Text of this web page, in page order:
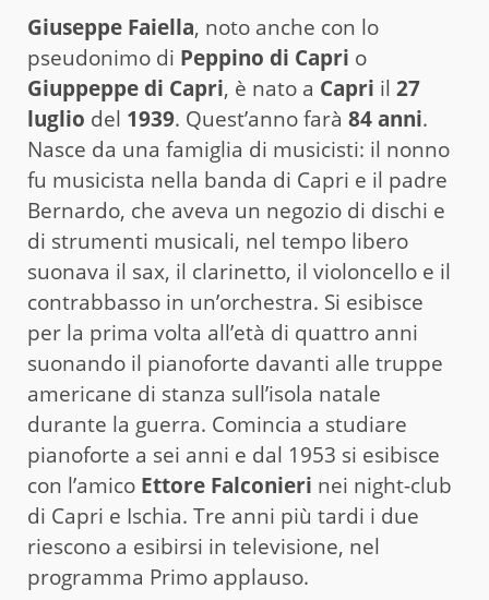
Giuseppe Faiella, noto anche con lo
pseudonimo di Peppino di Capri o
Giuppeppe di Capri, è nato a Capri il 27
luglio del 1939. Quest’anno farà 84 anni.
Nasce da una famiglia di musicisti: il nonno
fu musicista nella banda di Capri e il padre
Bernardo, che aveva un negozio di dischi e
di strumenti musicali, nel tempo libero
suonava il sax, il clarinetto, il violoncello e il
contrabbasso in un’orchestra. Si esibisce
per la prima volta all’età di quattro anni
suonando il pianoforte davanti alle truppe
americane di stanza sull’isola natale
durante la guerra. Comincia a studiare
pianoforte a sei anni e dal 1953 si esibisce
con l’amico Ettore Falconieri nei night-club
di Capri e Ischia. Tre anni più tardi i due
riescono a esibirsi in televisione, nel
programma Primo applauso.